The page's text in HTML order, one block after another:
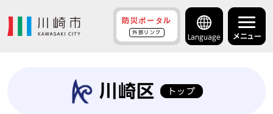
防災ポータル
外部リンク
Language メニュー
川崎区 トップ